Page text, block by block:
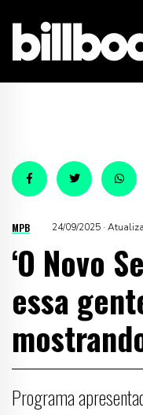
MPB 24/09/2025 ·
‘O Novo
essa
Programa